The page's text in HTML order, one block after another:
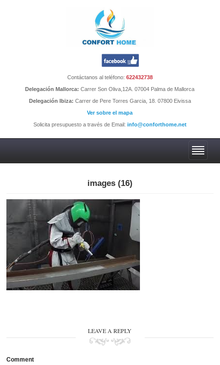
Contáctanos al teléfono: 622432738
Delegación Mallorca: Carrer Son Oliva,12A. 07004 Palma de Mallorca
Delegación Ibiza: Carrer de Pere Torres Garcia, 18. 07800 Eivissa
Ver sobre el mapa
Solicita presupuesto a través de Email: info@conforthome.net
images (16)
LEAVE A REPLY
Comment